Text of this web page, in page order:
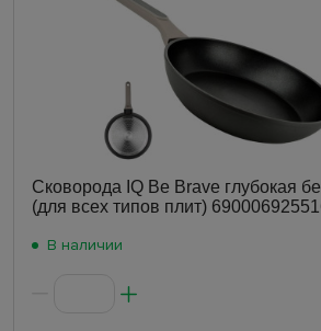
Сковорода IQ Be Brave глубокая
(для всех типов плит)
В наличии